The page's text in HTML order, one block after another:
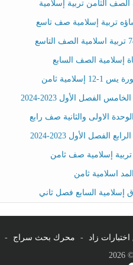
الثامن تربية إسلامية
تربية إسلامية صف تاسع
الصف السابع
ثامن
الفصل الأول 2023-2024
الاولى والثانية صف رابع
الأول 2023-2024
إسلامية صف ثامن
اسلامية ثامن
إسلامية السابع فصل ثاني
زاد - محرك بحث سراج -